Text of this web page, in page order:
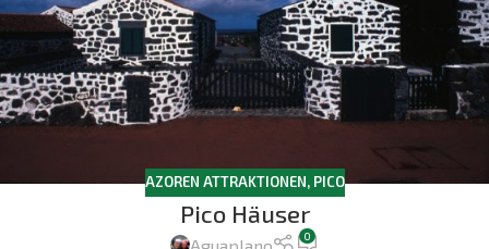
AZOREN ATTRAKTIONEN, PICO
Pico Häuser
Aguaplano 0